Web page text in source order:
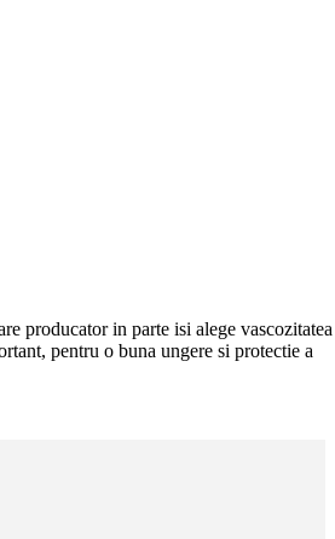
producator in parte isi alege vascozitatea
pentru o buna ungere si protectie a